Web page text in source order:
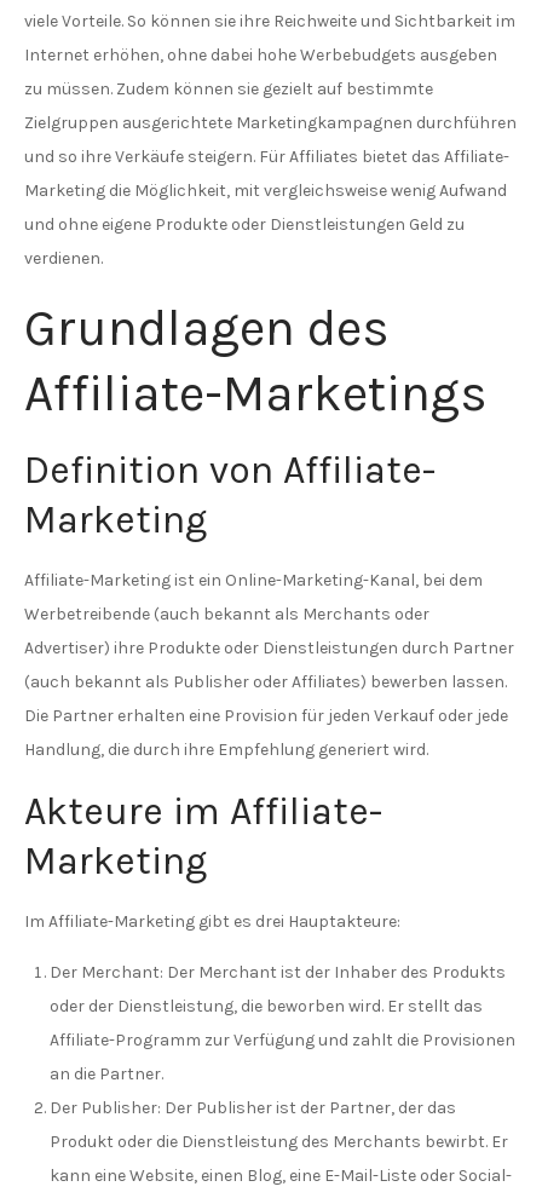
viele Vorteile. So können sie ihre Reichweite und Sichtbarkeit im
Internet erhöhen, ohne dabei hohe Werbebudgets ausgeben
zu müssen. Zudem können sie gezielt auf bestimmte
Zielgruppen ausgerichtete Marketingkampagnen durchführen
und so ihre Verkäufe steigern. Für Affiliates bietet das Affiliate-
Marketing die Möglichkeit, mit vergleichsweise wenig Aufwand
und ohne eigene Produkte oder Dienstleistungen Geld zu
verdienen.
Grundlagen des
Affiliate-Marketings
Definition von Affiliate-
Marketing
Affiliate-Marketing ist ein Online-Marketing-Kanal, bei dem
Werbetreibende (auch bekannt als Merchants oder
Advertiser) ihre Produkte oder Dienstleistungen durch Partner
(auch bekannt als Publisher oder Affiliates) bewerben lassen.
Die Partner erhalten eine Provision für jeden Verkauf oder jede
Handlung, die durch ihre Empfehlung generiert wird.
Akteure im Affiliate-
Marketing
Im Affiliate-Marketing gibt es drei Hauptakteure:
Der Merchant: Der Merchant ist der Inhaber des Produkts
oder der Dienstleistung, die beworben wird. Er stellt das
Affiliate-Programm zur Verfügung und zahlt die Provisionen
an die Partner.
Der Publisher: Der Publisher ist der Partner, der das
Produkt oder die Dienstleistung des Merchants bewirbt. Er
kann eine Website, einen Blog, eine E-Mail-Liste oder Social-